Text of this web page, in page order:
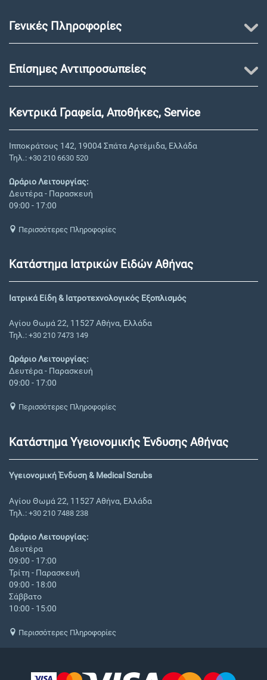
Γενικές Πληροφορίες
Επίσημες Αντιπροσωπείες
Κεντρικά Γραφεία, Αποθήκες, Service
Ιπποκράτους 142, 19004 Σπάτα Αρτέμιδα, Ελλάδα
Τηλ.: +30 210 6630 520
Ωράριο Λειτουργίας:
Δευτέρα - Παρασκευή
09:00 - 17:00
Περισσότερες Πληροφορίες
Κατάστημα Ιατρικών Ειδών Αθήνας
Ιατρικά Είδη & Ιατροτεχνολογικός Εξοπλισμός
Αγίου Θωμά 22, 11527 Αθήνα, Ελλάδα
Τηλ.: +30 210 7473 149
Ωράριο Λειτουργίας:
Δευτέρα - Παρασκευή
09:00 - 17:00
Περισσότερες Πληροφορίες
Κατάστημα Υγειονομικής Ένδυσης Αθήνας
Υγειονομική Ένδυση & Medical Scrubs
Αγίου Θωμά 22, 11527 Αθήνα, Ελλάδα
Τηλ.: +30 210 7488 238
Ωράριο Λειτουργίας:
Δευτέρα
09:00 - 17:00
Τρίτη - Παρασκευή
09:00 - 18:00
Σάββατο
10:00 - 15:00
Περισσότερες Πληροφορίες